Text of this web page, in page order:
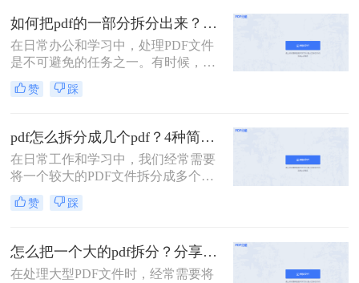
型的PDF文件拆分成多个小文件，以
便更方便地阅读、共享或打印。 那
么，pdf一个文件如何拆分多个文件
呢？下面我将为您详细介绍几种简单
有效的方法。
如何把pdf的一部分拆分出来？这3种分割方法很简单！
在日常办公和学习中，处理PDF文件
是不可避免的任务之一。有时候，我
们需要从一份PDF文件中提取出某一
部分内容，以便与他人分享或用于其
出来呢？本文将介绍三种将PDF的一
部分拆分出来的方法。
赞 踩
pdf怎么拆分成几个pdf？4种简单方法分享~
在日常工作和学习中，我们经常需要
将一个较大的PDF文件拆分成多个较
小的PDF文件，以便于管理和分享。
那么pdf怎么拆分成几个pdf呢？以下
法，帮助用户轻松完成拆分任务。
赞 踩
怎么把一个大的pdf拆分？分享三种分割文件的方法！
在处理大型PDF文件时，经常需要将